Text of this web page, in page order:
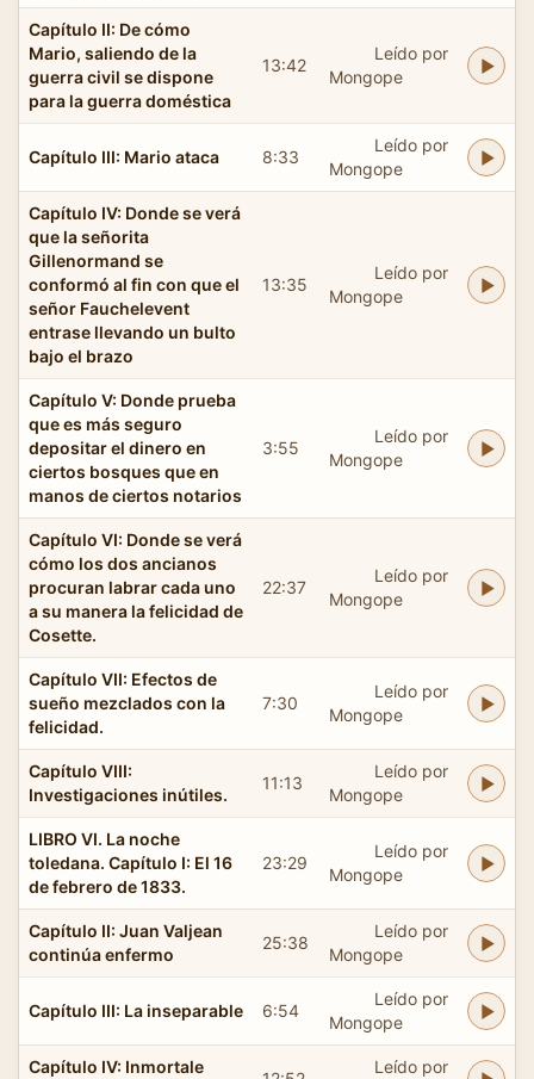
Capítulo II: De cómo
Mario, saliendo de la
guerra civil se dispone
para la guerra doméstica
13:42
Leído por
Mongope
Capítulo III: Mario ataca 8:33
Leído por
Mongope
Capítulo IV: Donde se verá
que la señorita
Gillenormand se
conformó al fin con que el
señor Fauchelevent
entrase llevando un bulto
bajo el brazo
13:35
Leído por
Mongope
Capítulo V: Donde prueba
que es más seguro
depositar el dinero en
ciertos bosques que en
manos de ciertos notarios
3:55
Leído por
Mongope
Capítulo VI: Donde se verá
cómo los dos ancianos
procuran labrar cada uno
a su manera la felicidad de
Cosette.
22:37
Leído por
Mongope
Capítulo VII: Efectos de
sueño mezclados con la
felicidad.
7:30
Leído por
Mongope
Capítulo VIII:
Investigaciones inútiles.
11:13
Leído por
Mongope
LIBRO VI. La noche
toledana. Capítulo I: El 16
de febrero de 1833.
23:29
Leído por
Mongope
Capítulo II: Juan Valjean
continúa enfermo
25:38
Leído por
Mongope
Capítulo III: La inseparable 6:54
Leído por
Mongope
Capítulo IV: Inmortale Leído por